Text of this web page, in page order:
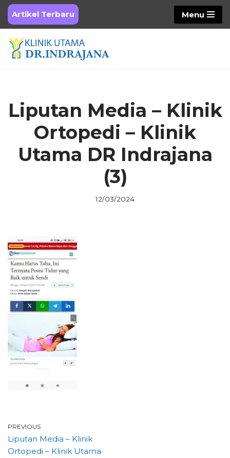
Skip
to
content
Artikel Terbaru Menu
Liputan Media – Klinik
Ortopedi – Klinik
Utama DR Indrajana
(3)
12/03/2024
PREVIOUS
Liputan Media – Klinik
Ortopedi – Klinik Utama